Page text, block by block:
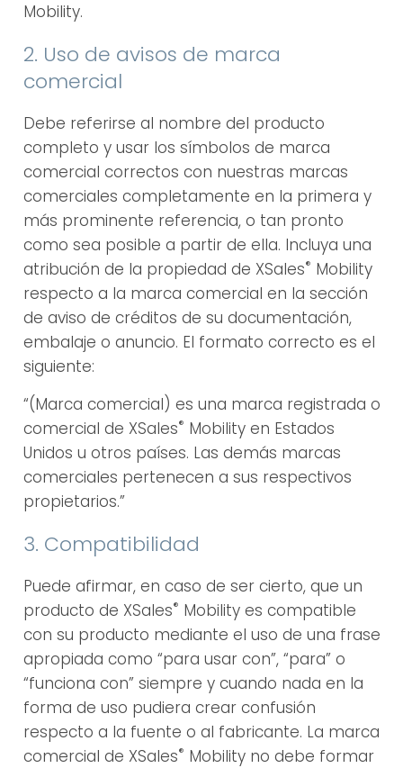
Mobility.
2. Uso de avisos de marca
comercial
Debe referirse al nombre del producto
completo y usar los símbolos de marca
comercial correctos con nuestras marcas
comerciales completamente en la primera y
más prominente referencia, o tan pronto
como sea posible a partir de ella. Incluya una
atribución de la propiedad de XSales® Mobility
respecto a la marca comercial en la sección
de aviso de créditos de su documentación,
embalaje o anuncio. El formato correcto es el
siguiente:
“(Marca comercial) es una marca registrada o
comercial de XSales® Mobility en Estados
Unidos u otros países. Las demás marcas
comerciales pertenecen a sus respectivos
propietarios.”
3. Compatibilidad
Puede afirmar, en caso de ser cierto, que un
producto de XSales® Mobility es compatible
con su producto mediante el uso de una frase
apropiada como “para usar con”, “para” o
“funciona con” siempre y cuando nada en la
forma de uso pudiera crear confusión
respecto a la fuente o al fabricante. La marca
comercial de XSales® Mobility no debe formar